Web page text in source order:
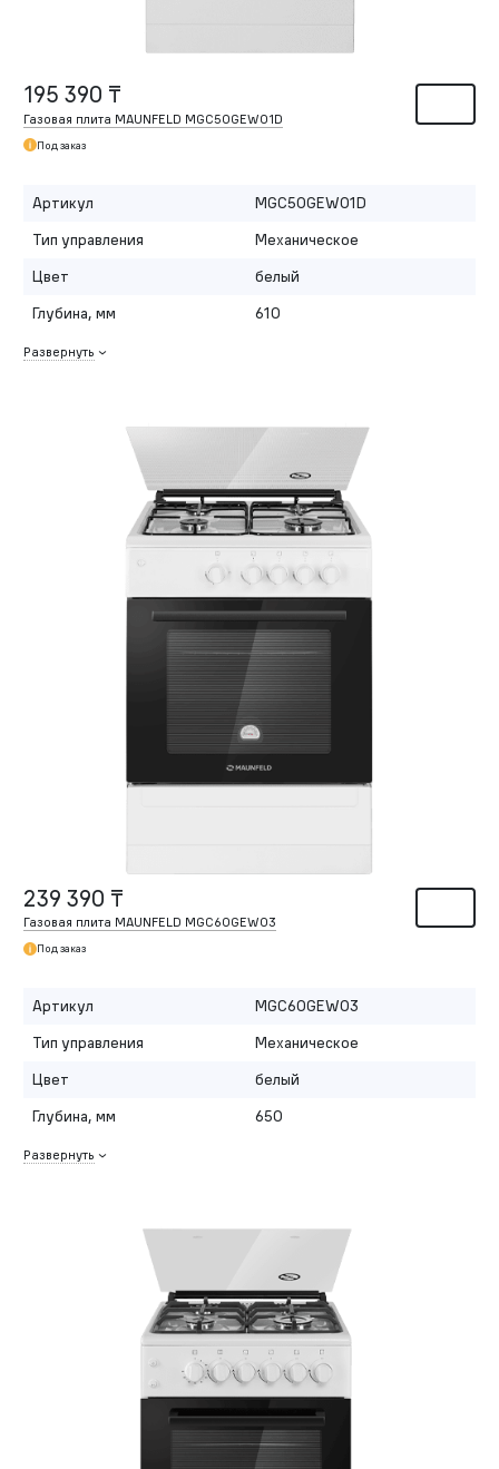
195 390 ₸
Газовая плита MAUNFELD MGC50GEW01D
Под заказ
Артикул
MGC50GEW01D
Тип управления
Механическое
Цвет
белый
Глубина, мм
610
Развернуть
239 390 ₸
Газовая плита MAUNFELD MGC60GEW03
Под заказ
Артикул
MGC60GEW03
Тип управления
Механическое
Цвет
белый
Глубина, мм
650
Развернуть